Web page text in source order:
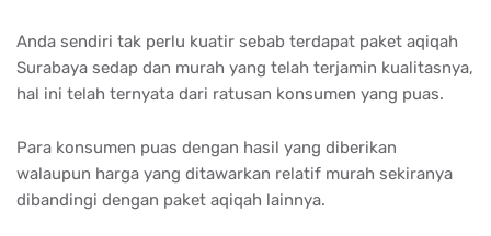
Anda sendiri tak perlu kuatir sebab terdapat paket aqiqah
Surabaya sedap dan murah yang telah terjamin kualitasnya,
hal ini telah ternyata dari ratusan konsumen yang puas.
Para konsumen puas dengan hasil yang diberikan
walaupun harga yang ditawarkan relatif murah sekiranya
dibandingi dengan paket aqiqah lainnya.